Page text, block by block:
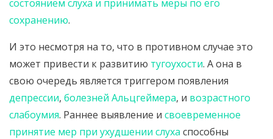
состоянием слуха и принимать меры по его
сохранению.
И это несмотря на то, что в противном случае это
может привести к развитию тугоухости. А она в
свою очередь является триггером появления
депрессии, болезней Альцгеймера, и возрастного
слабоумия. Раннее выявление и своевременное
принятие мер при ухудшении слуха способны